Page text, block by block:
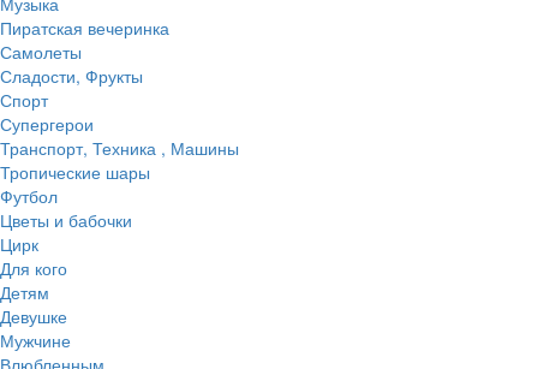
Пиратская вечеринка
Самолеты
Сладости, Фрукты
Спорт
Супергерои
Транспорт, Техника , Машины
Тропические шары
Футбол
Цветы и бабочки
Цирк
Для кого
Детям
Девушке
Мужчине
Влюбленным